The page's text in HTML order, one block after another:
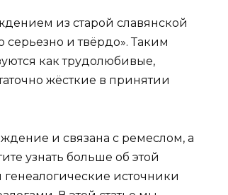
из старой славянской
серьезно и твёрдо». Таким
как трудолюбивые,
жёсткие в принятии
и связана с ремеслом, а
узнать больше об этой
источники